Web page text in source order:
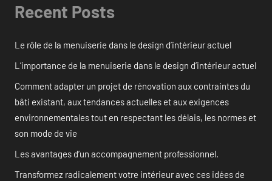
Recent Posts
Le rôle de la menuiserie dans le design d’intérieur actuel
L’importance de la menuiserie dans le design d’intérieur actuel
Comment adapter un projet de rénovation aux contraintes du
bâti existant, aux tendances actuelles et aux exigences
environnementales tout en respectant les délais, les normes et
son mode de vie
Les avantages d’un accompagnement professionnel.
Transformez radicalement votre intérieur avec ces idées de